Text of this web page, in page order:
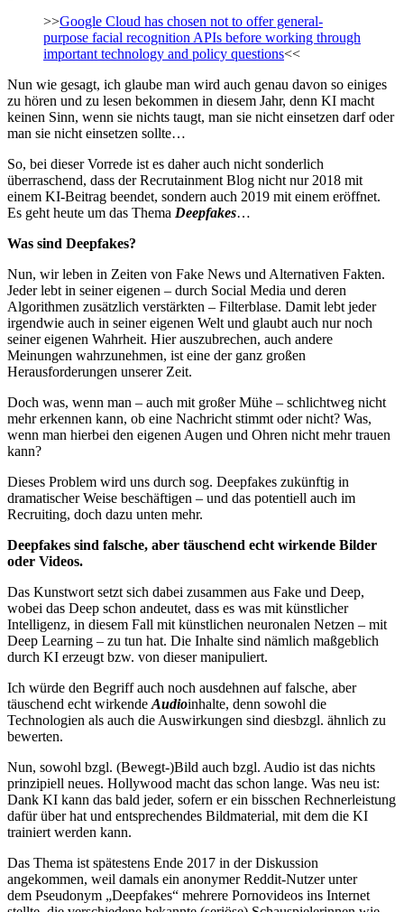
>>Google Cloud has chosen not to offer general-
purpose facial recognition APIs before working through
important technology and policy questions<<
Nun wie gesagt, ich glaube man wird auch genau davon so einiges
zu hören und zu lesen bekommen in diesem Jahr, denn KI macht
keinen Sinn, wenn sie nichts taugt, man sie nicht einsetzen darf oder
man sie nicht einsetzen sollte…
So, bei dieser Vorrede ist es daher auch nicht sonderlich
überraschend, dass der Recrutainment Blog nicht nur 2018 mit
einem KI-Beitrag beendet, sondern auch 2019 mit einem eröffnet.
Es geht heute um das Thema Deepfakes…
Was sind Deepfakes?
Nun, wir leben in Zeiten von Fake News und Alternativen Fakten.
Jeder lebt in seiner eigenen – durch Social Media und deren
Algorithmen zusätzlich verstärkten – Filterblase. Damit lebt jeder
irgendwie auch in seiner eigenen Welt und glaubt auch nur noch
seiner eigenen Wahrheit. Hier auszubrechen, auch andere
Meinungen wahrzunehmen, ist eine der ganz großen
Herausforderungen unserer Zeit.
Doch was, wenn man – auch mit großer Mühe – schlichtweg nicht
mehr erkennen kann, ob eine Nachricht stimmt oder nicht? Was,
wenn man hierbei den eigenen Augen und Ohren nicht mehr trauen
kann?
Dieses Problem wird uns durch sog. Deepfakes zukünftig in
dramatischer Weise beschäftigen – und das potentiell auch im
Recruiting, doch dazu unten mehr.
Deepfakes sind falsche, aber täuschend echt wirkende Bilder
oder Videos.
Das Kunstwort setzt sich dabei zusammen aus Fake und Deep,
wobei das Deep schon andeutet, dass es was mit künstlicher
Intelligenz, in diesem Fall mit künstlichen neuronalen Netzen – mit
Deep Learning – zu tun hat. Die Inhalte sind nämlich maßgeblich
durch KI erzeugt bzw. von dieser manipuliert.
Ich würde den Begriff auch noch ausdehnen auf falsche, aber
täuschend echt wirkende Audioinhalte, denn sowohl die
Technologien als auch die Auswirkungen sind diesbzgl. ähnlich zu
bewerten.
Nun, sowohl bzgl. (Bewegt-)Bild auch bzgl. Audio ist das nichts
prinzipiell neues. Hollywood macht das schon lange. Was neu ist:
Dank KI kann das bald jeder, sofern er ein bisschen Rechnerleistung
dafür über hat und entsprechendes Bildmaterial, mit dem die KI
trainiert werden kann.
Das Thema ist spätestens Ende 2017 in der Diskussion
angekommen, weil damals ein anonymer Reddit-Nutzer unter
dem Pseudonym „Deepfakes“ mehrere Pornovideos ins Internet